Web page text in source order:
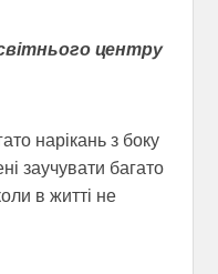
центру
нарікань з боку
заучувати багато
в житті не